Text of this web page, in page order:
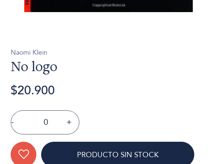
Naomi Klein
No logo
$20.900
- +
PRODUCTO SIN STOCK